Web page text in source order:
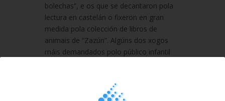
bolechas”, e os que se decantaron pola
lectura en castelán o fixeron en gran
medida pola colección de libros de
animais de “Zazún”. Algúns dos xogos
máis demandados polo público infantil